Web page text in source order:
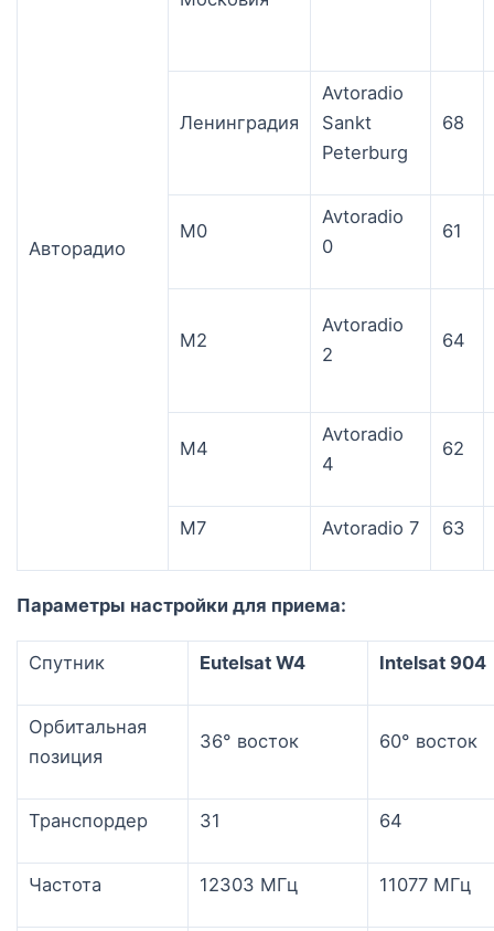
Авторадио
Ленинградия
Avtoradio
Sankt
Peterburg
68
М0
Avtoradio
0
61
М2
Avtoradio
2
64
М4
Avtoradio
4
62
М7 Avtoradio 7 63
Параметры настройки для приема:
Спутник Eutelsat W4 Intelsat 904
Орбитальная
позиция
36° восток 60° восток
Транспордер 31 64
Частота 12303 МГц 11077 МГц